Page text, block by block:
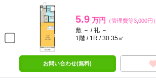
5.9 万円 （管理費等3,000円）
敷 － / 礼 －
1階 / 1R / 30.35㎡
お問い合わせ(無料)